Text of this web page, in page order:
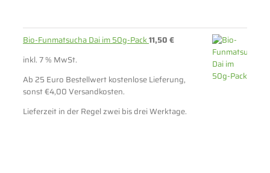
Bio-Funmatsucha Dai im 50g-Pack11,50€
inkl. 7 % MwSt.
Ab 25 Euro Bestellwert kostenlose Lieferung,
sonst €4,00 Versandkosten.
Lieferzeit in der Regel zwei bis drei Werktage.